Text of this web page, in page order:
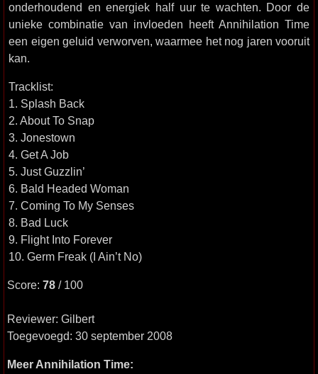
onderhoudend en energiek half uur te wachten. Door de
unieke combinatie van invloeden heeft Annihilation Time
een eigen geluid verworven, waarmee het nog jaren vooruit
kan.
Tracklist:
1. Splash Back
2. About To Snap
3. Jonestown
4. Get A Job
5. Just Guzzlin’
6. Bald Headed Woman
7. Coming To My Senses
8. Bad Luck
9. Flight Into Forever
10. Germ Freak (I Ain’t No)
Score: 78 / 100
Reviewer: Gilbert
Toegevoegd: 30 september 2008
Meer Annihilation Time: